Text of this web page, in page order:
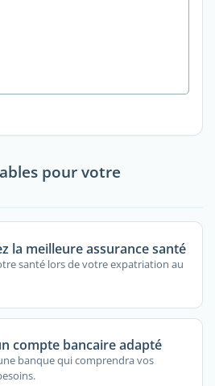
pour votre
la meilleure assurance santé
santé lors de votre expatriation au
compte bancaire adapté
banque qui comprendra vos